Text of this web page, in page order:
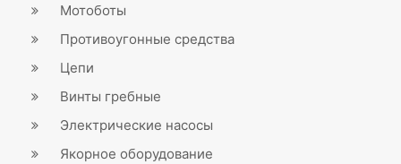
Мотоботы
Противоугонные средства
Цепи
Винты гребные
Электрические насосы
Якорное оборудование